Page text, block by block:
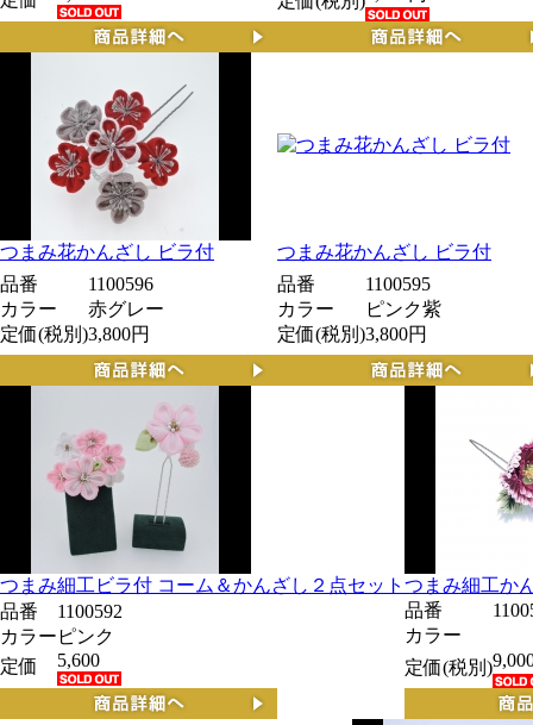
つまみ花かんざし ビラ付
つまみ花かんざし ビラ付
品番
1100596
カラー
赤グレー
定価(税別)3,800円
品番
1100595
カラー
ピンク紫
定価(税別)3,800円
つまみ細工ビラ付 コーム＆かんざし２点セット つまみ細工か
品番
1100592
カラー ピンク
定価
5,600
品番
カラー
定価(税別)